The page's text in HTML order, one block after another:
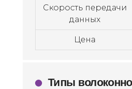
Скорость передачи
данных
Цена
Типы